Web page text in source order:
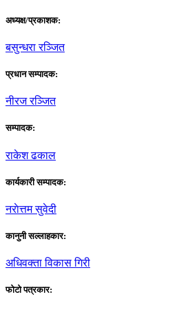
अध्यक्ष/प्रकाशक:
बसुन्धरा रञ्जित
प्रधान सम्पादक:
नीरज रञ्जित
सम्पादक:
राकेश ढकाल
कार्यकारी सम्पादक:
नराेत्तम सुवेदी
कानुनी सल्लाहकार:
अधिवक्ता विकास गिरी
फाेटाे पत्रकार: